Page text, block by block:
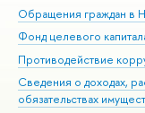
Обращения граждан в
Фонд целевого
Противодействие
Сведения о доходах,
обязательствах